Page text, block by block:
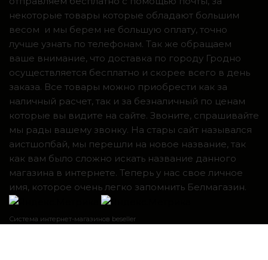
некоторые товары которые обладают большим
весом и мы берем не большую оплату, точно
лучше узнать по телефонам. Так же обращаем
ваше внимание, что доставка по городу Гродно
осуществляется бесплатно и скорее всего в день
заказа. Все товары можно приобрести как за
наличный расчет, так и за безналичный по ценам
которые вы видите на сайте. Звоните, спрашивайте
мы рады вашему звонку. На стары сайт назывался
аистшопбай, мы перешли на новое название, так
как вам было сложно искать название данного
магазина в интернете. Теперь у нас свое личное
имя, которое очень легко запомнить Белмагазин.
Система интернет-магазинов beseller